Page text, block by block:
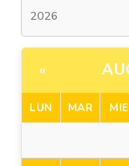
«
LUN MAR MIE